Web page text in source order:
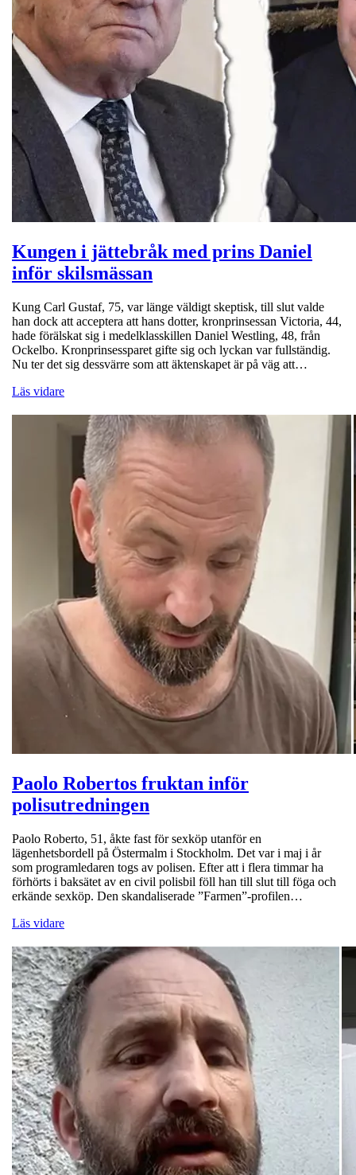
Kungen i jättebråk med prins Daniel
inför skilsmässan
Kung Carl Gustaf, 75, var länge väldigt skeptisk, till slut valde
han dock att acceptera att hans dotter, kronprinsessan Victoria, 44,
hade förälskat sig i medelklasskillen Daniel Westling, 48, från
Ockelbo. Kronprinsessparet gifte sig och lyckan var fullständig.
Nu ter det sig dessvärre som att äktenskapet är på väg att…
Läs vidare
Paolo Robertos fruktan inför
polisutredningen
Paolo Roberto, 51, åkte fast för sexköp utanför en
lägenhetsbordell på Östermalm i Stockholm. Det var i maj i år
som programledaren togs av polisen. Efter att i flera timmar ha
förhörts i baksätet av en civil polisbil föll han till slut till föga och
erkände sexköp. Den skandaliserade ”Farmen”-profilen…
Läs vidare